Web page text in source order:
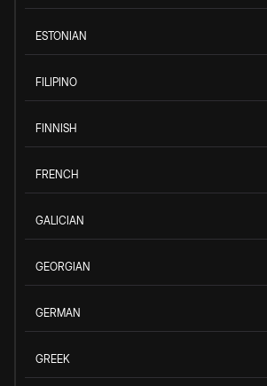
ESTONIAN
FILIPINO
FINNISH
FRENCH
GALICIAN
GEORGIAN
GERMAN
GREEK